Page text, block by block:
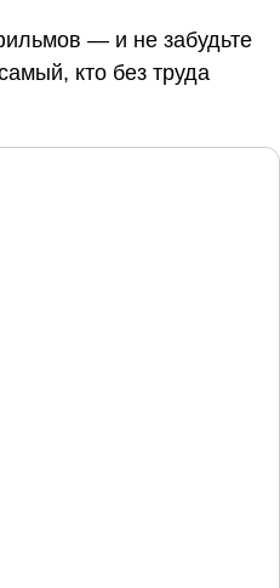
— и не забудьте
кто без труда